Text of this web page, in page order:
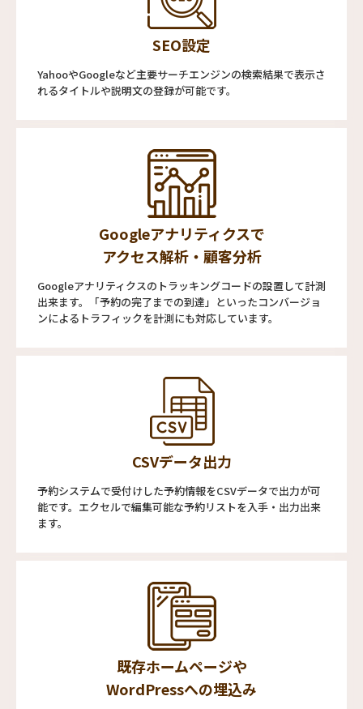
SEO設定
YahooやGoogleなど主要サーチエンジンの検索結果で表示さ
れるタイトルや説明文の登録が可能です。
Googleアナリティクスで
アクセス解析・顧客分析
Googleアナリティクスのトラッキングコードの設置して計測
出来ます。「予約の完了までの到達」といったコンバージョ
ンによるトラフィックを計測にも対応しています。
CSVデータ出力
予約システムで受付けした予約情報をCSVデータで出力が可
能です。エクセルで編集可能な予約リストを入手・出力出来
ます。
既存ホームページや
WordPressへの埋込み